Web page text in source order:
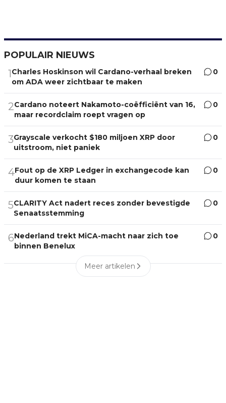
POPULAIR NIEUWS
1Charles Hoskinson wil Cardano-verhaal breken
om ADA weer zichtbaar te maken
0
2Cardano noteert Nakamoto-coëfficiënt van 16,
maar recordclaim roept vragen op
0
3Grayscale verkocht $180 miljoen XRP door
uitstroom, niet paniek
0
4Fout op de XRP Ledger in exchangecode kan
duur komen te staan
0
5CLARITY Act nadert reces zonder bevestigde
Senaatsstemming
0
6Nederland trekt MiCA-macht naar zich toe
binnen Benelux
0
Meer artikelen